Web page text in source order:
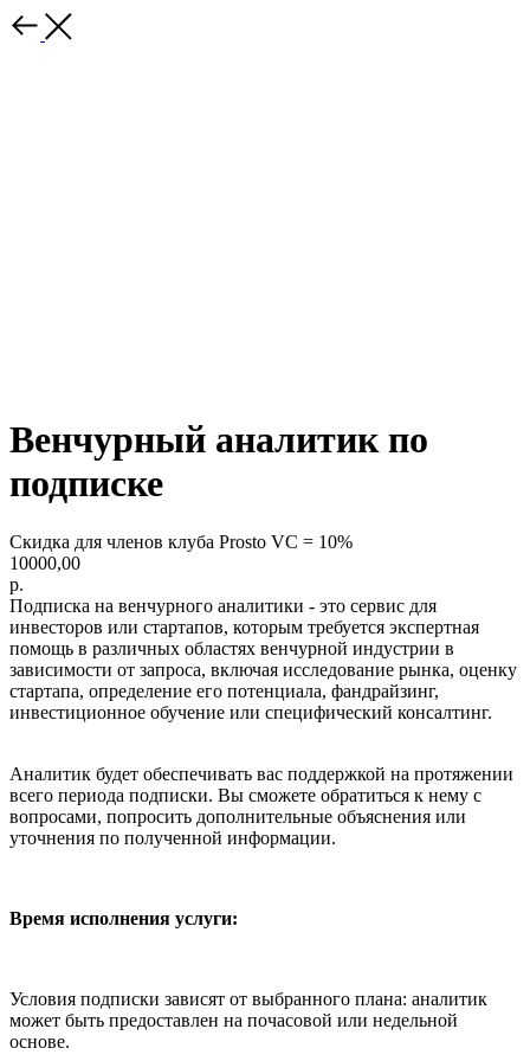
Венчурный аналитик по
подписке
Скидка для членов клуба Prosto VC = 10%
10000,00
р.
Подписка на венчурного аналитики - это сервис для
инвесторов или стартапов, которым требуется экспертная
помощь в различных областях венчурной индустрии в
зависимости от запроса, включая исследование рынка, оценку
стартапа, определение его потенциала, фандрайзинг,
инвестиционное обучение или специфический консалтинг.
Аналитик будет обеспечивать вас поддержкой на протяжении
всего периода подписки. Вы сможете обратиться к нему с
вопросами, попросить дополнительные объяснения или
уточнения по полученной информации.
Время исполнения услуги:
Условия подписки зависят от выбранного плана: аналитик
может быть предоставлен на почасовой или недельной
основе.